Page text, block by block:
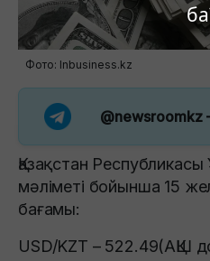
Фото: Inbusiness.kz
@newsroomkz
Қазақстан Республикасы
мәліметі бойынша 15
бағамы:
USD/KZT – 522.49(АҚШ